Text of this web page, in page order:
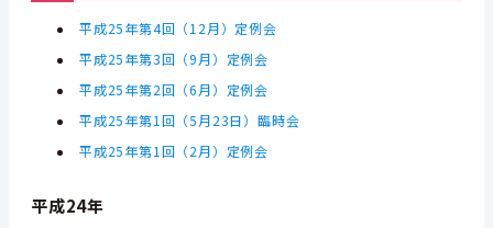
平成25年第4回（12月）定例会
平成25年第3回（9月）定例会
平成25年第2回（6月）定例会
平成25年第1回（5月23日）臨時会
平成25年第1回（2月）定例会
平成24年